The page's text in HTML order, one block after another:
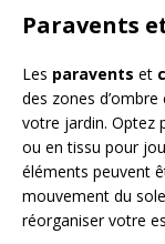
Paravents
Les paravents et
des zones
votre jardin. Optez
ou en tissu pour
éléments peuvent
mouvement du
réorganiser votre